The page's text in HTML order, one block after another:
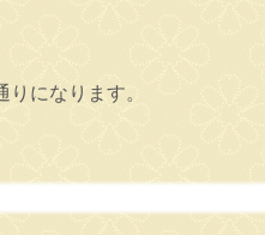
になります。